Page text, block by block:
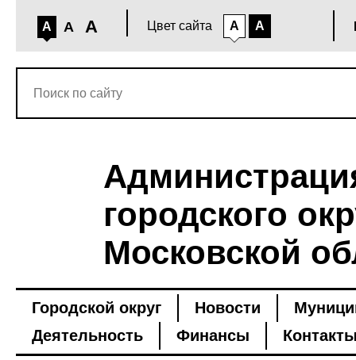
A A A Цвет сайта A A
городского
Московской
Городской округ Новости
Деятельность
Финансы